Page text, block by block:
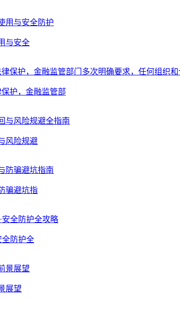
与安全
护，金融监管部
风险规避
骗避坑指
全防护全
展望